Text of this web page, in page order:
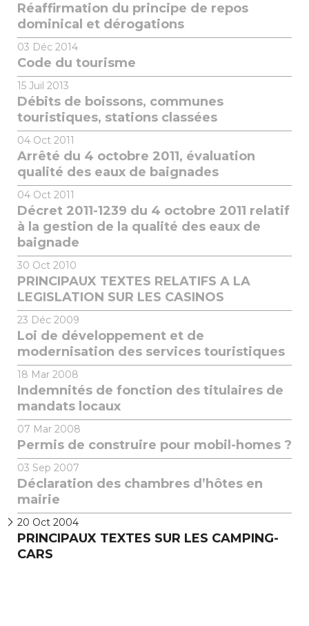
Réaffirmation du principe de repos
dominical et dérogations
03 Déc 2014
Code du tourisme
15 Juil 2013
Débits de boissons, communes
touristiques, stations classées
04 Oct 2011
Arrêté du 4 octobre 2011, évaluation
qualité des eaux de baignades
04 Oct 2011
Décret 2011-1239 du 4 octobre 2011 relatif
à la gestion de la qualité des eaux de
baignade
30 Oct 2010
PRINCIPAUX TEXTES RELATIFS A LA
LEGISLATION SUR LES CASINOS
23 Déc 2009
Loi de développement et de
modernisation des services touristiques
18 Mar 2008
Indemnités de fonction des titulaires de
mandats locaux
07 Mar 2008
Permis de construire pour mobil-homes ?
03 Sep 2007
Déclaration des chambres d’hôtes en
mairie
20 Oct 2004
PRINCIPAUX TEXTES SUR LES CAMPING-
CARS